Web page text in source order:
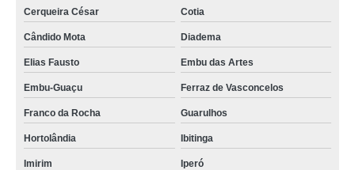
Cerqueira César Cotia
Cândido Mota Diadema
Elias Fausto Embu das Artes
Embu-Guaçu Ferraz de Vasconcelos
Franco da Rocha Guarulhos
Hortolândia Ibitinga
Imirim Iperó